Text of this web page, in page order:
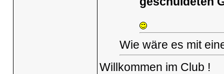
Wie wäre es mit
Willkommen im Club !